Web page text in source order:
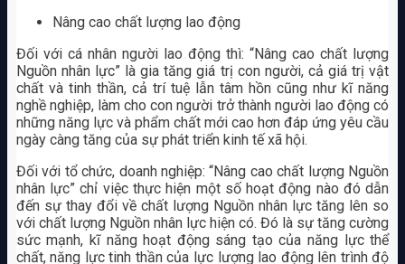
Nâng cao chất lượng lao động
Đối với cá nhân người lao động thì: “Nâng cao chất lượng
Nguồn nhân lực” là gia tăng giá trị con người, cả giá trị vật
chất và tinh thần, cả trí tuệ lẫn tâm hồn cũng như kĩ năng
nghề nghiệp, làm cho con người trở thành người lao động có
những năng lực và phẩm chất mới cao hơn đáp ứng yêu cầu
ngày càng tăng của sự phát triển kinh tế xã hội.
Đối với tổ chức, doanh nghiệp: “Nâng cao chất lượng Nguồn
nhân lực” chỉ việc thực hiện một số hoạt động nào đó dẫn
đến sự thay đổi về chất lượng Nguồn nhân lực tăng lên so
với chất lượng Nguồn nhân lực hiện có. Đó là sự tăng cường
sức mạnh, kĩ năng hoạt động sáng tạo của năng lực thể
chất, năng lực tinh thần của lực lượng lao động lên trình độ